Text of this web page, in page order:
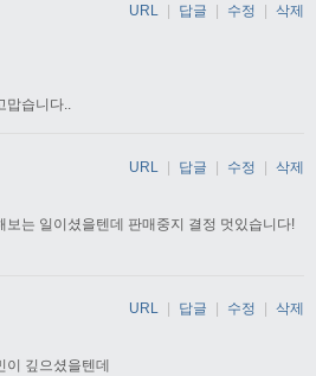
맙습니다..
URL 답글 수정 삭제
보는 일이셨을텐데 판매중지 결정 멋있습니다!
URL | 답글 | 수정 | 삭제
깊으셨을텐데
URL 답글 수정 삭제